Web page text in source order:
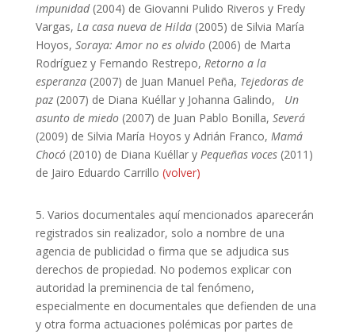
impunidad(2004) de Giovanni Pulido Riveros y Fredy
Vargas, La casa nueva de Hilda(2005) de Silvia María
Hoyos, Soraya: Amor no es olvido(2006) de Marta
Rodríguez y Fernando Restrepo, Retorno a la
esperanza(2007) de Juan Manuel Peña, Tejedoras de
paz(2007) de Diana Kuéllar y Johanna Galindo, Un
asunto de miedo(2007) de Juan Pablo Bonilla, Severá
(2009) de Silvia María Hoyos y Adrián Franco, Mamá
Chocó(2010) de Diana Kuéllar y Pequeñas voces(2011)
de Jairo Eduardo Carrillo (volver)
5. Varios documentales aquí mencionados aparecerán
registrados sin realizador, solo a nombre de una
agencia de publicidad o firma que se adjudica sus
derechos de propiedad. No podemos explicar con
autoridad la preminencia de tal fenómeno,
especialmente en documentales que defienden de una
y otra forma actuaciones polémicas por partes de